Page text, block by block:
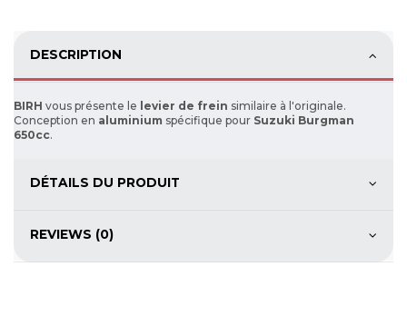
DESCRIPTION
BIRH vous présente le levier de frein similaire à l'originale.
Conception en aluminium spécifique pour Suzuki Burgman
650cc.
DÉTAILS DU PRODUIT
REVIEWS (0)